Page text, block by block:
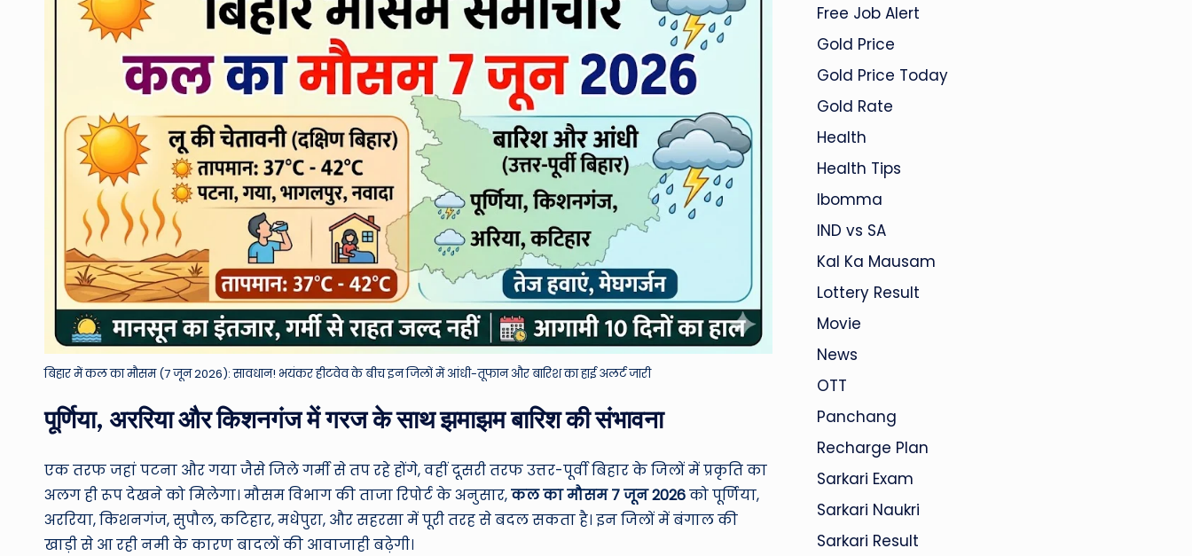
बिहार में कल का मौसम (7 जून 2026): सावधान! भयंकर हीटवेव के बीच इन जिलों में आंधी-तूफान और बारिश का हाई अलर्ट जारी
पूर्णिया, अररिया और किशनगंज में गरज के साथ झमाझम बारिश की संभावना
एक तरफ जहां पटना और गया जैसे जिले गर्मी से तप रहे होंगे, वहीं दूसरी तरफ उत्तर-पूर्वी बिहार के जिलों में प्रकृति का
अलग ही रूप देखने को मिलेगा। मौसम विभाग की ताजा रिपोर्ट के अनुसार,कल का मौसम 7 जून 2026को पूर्णिया,
अररिया, किशनगंज, सुपौल, कटिहार, मधेपुरा, और सहरसा में पूरी तरह से बदल सकता है। इन जिलों में बंगाल की
खाड़ी से आ रही नमी के कारण बादलों की आवाजाही बढ़ेगी।
Free Job Alert
Gold Price
Gold Price Today
Gold Rate
Health
Health Tips
Ibomma
IND vs SA
Kal Ka Mausam
Lottery Result
Movie
News
OTT
Panchang
Recharge Plan
Sarkari Exam
Sarkari Naukri
Sarkari Result